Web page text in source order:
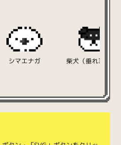
シマエナガ 柴犬（垂れ耳/黒）